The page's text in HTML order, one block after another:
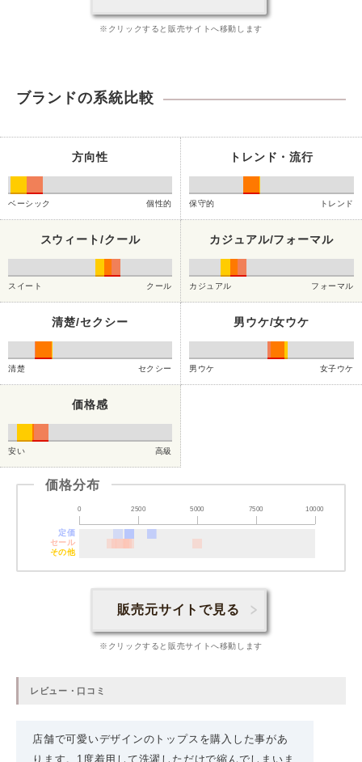
※クリックすると販売サイトへ移動します
ブランドの系統比較
方向性
ベーシック 個性的
トレンド・流行
保守的 トレンド
スウィート/クール
スイート クール
カジュアル/フォーマル
カジュアル フォーマル
清楚/セクシー
清楚 セクシー
男ウケ/女ウケ
男ウケ 女子ウケ
価格感
安い 高級
価格分布
0 2500 5000 7500 10000
定価
セール
その他
販売元サイトで見る
※クリックすると販売サイトへ移動します
レビュー・口コミ
店舗で可愛いデザインのトップスを購入した事があ
ります。1度着用して洗濯しただけで縮んでしまいま